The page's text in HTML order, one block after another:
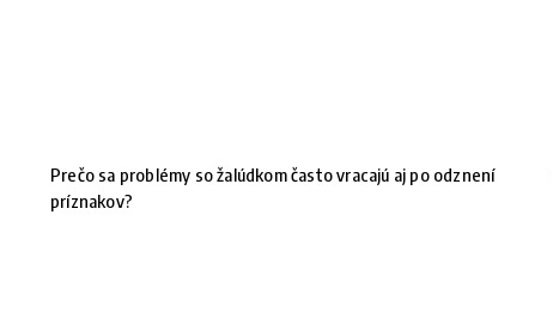
Prečo sa problémy so žalúdkom často vracajú aj po odznení
príznakov?